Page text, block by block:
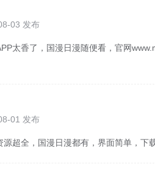
03 发布
太香了，国漫日漫随便看，官网
01 发布
源超全，国漫日漫都有，界面简单，下